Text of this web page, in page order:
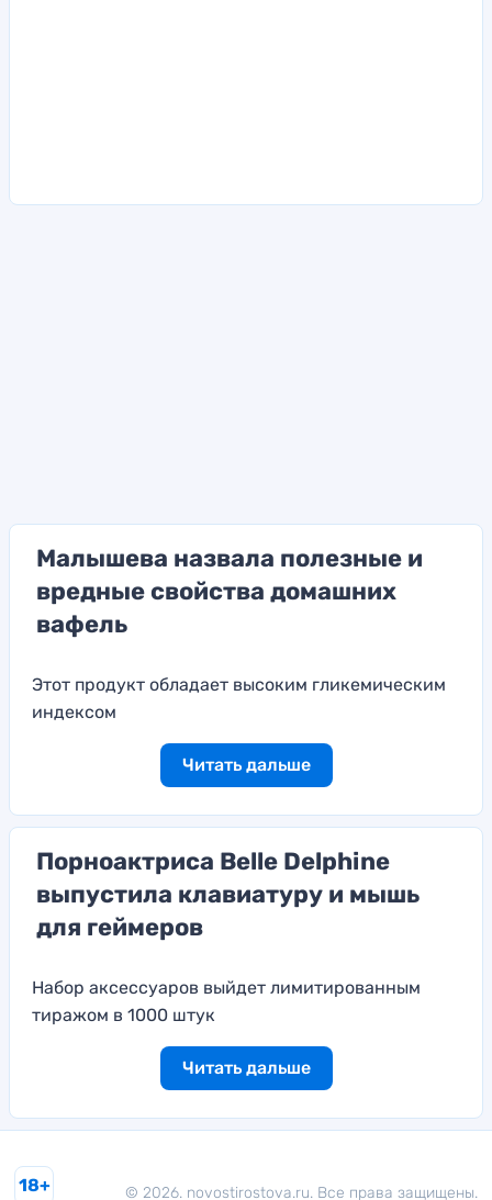
Малышева назвала полезные и
вредные свойства домашних
вафель
Этот продукт обладает высоким гликемическим
индексом
Читать дальше
Порноактриса Belle Delphine
выпустила клавиатуру и мышь
для геймеров
Набор аксессуаров выйдет лимитированным
тиражом в 1000 штук
Читать дальше
18+ © 2026. novostirostova.ru. Все права защищены.